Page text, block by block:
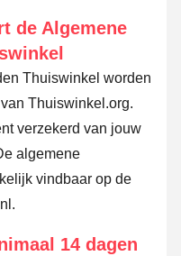
de Algemene
Thuiswinkel worden
Thuiswinkel.org.
verzekerd van jouw
algemene
vindbaar op de
14 dagen